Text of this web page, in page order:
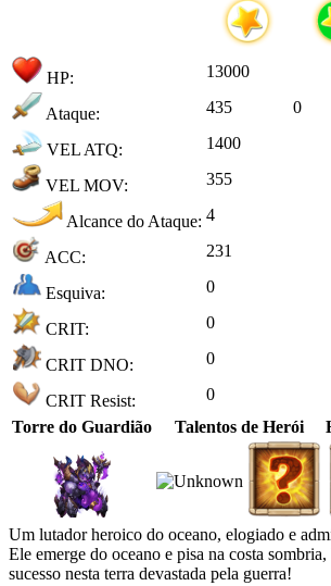
HP: 13000
Ataque: 435 0
VEL ATQ: 1400
VEL MOV: 355
Alcance do Ataque: 4
ACC: 231
Esquiva: 0
CRIT: 0
CRIT DNO: 0
CRIT Resist:
0
Torre do Guardião
Talentos de Herói
Um lutador heroico do oceano, elogiado e
Ele emerge do oceano e pisa na costa
sucesso nesta terra devastada pela guerra!